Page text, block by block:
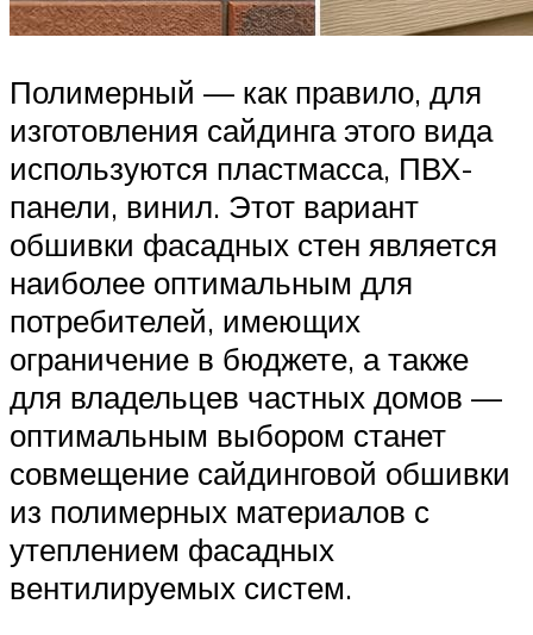
Полимерный — как правило, для
изготовления сайдинга этого вида
используются пластмасса, ПВХ-
панели, винил. Этот вариант
обшивки фасадных стен является
наиболее оптимальным для
потребителей, имеющих
ограничение в бюджете, а также
для владельцев частных домов —
оптимальным выбором станет
совмещение сайдинговой обшивки
из полимерных материалов с
утеплением фасадных
вентилируемых систем.